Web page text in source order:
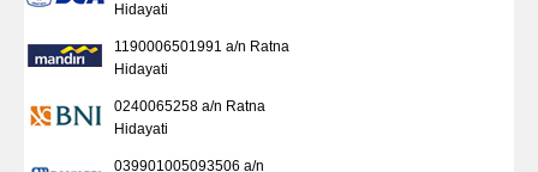
Hidayati
1190006501991 a/n Ratna
Hidayati
0240065258 a/n Ratna
Hidayati
039901005093506 a/n